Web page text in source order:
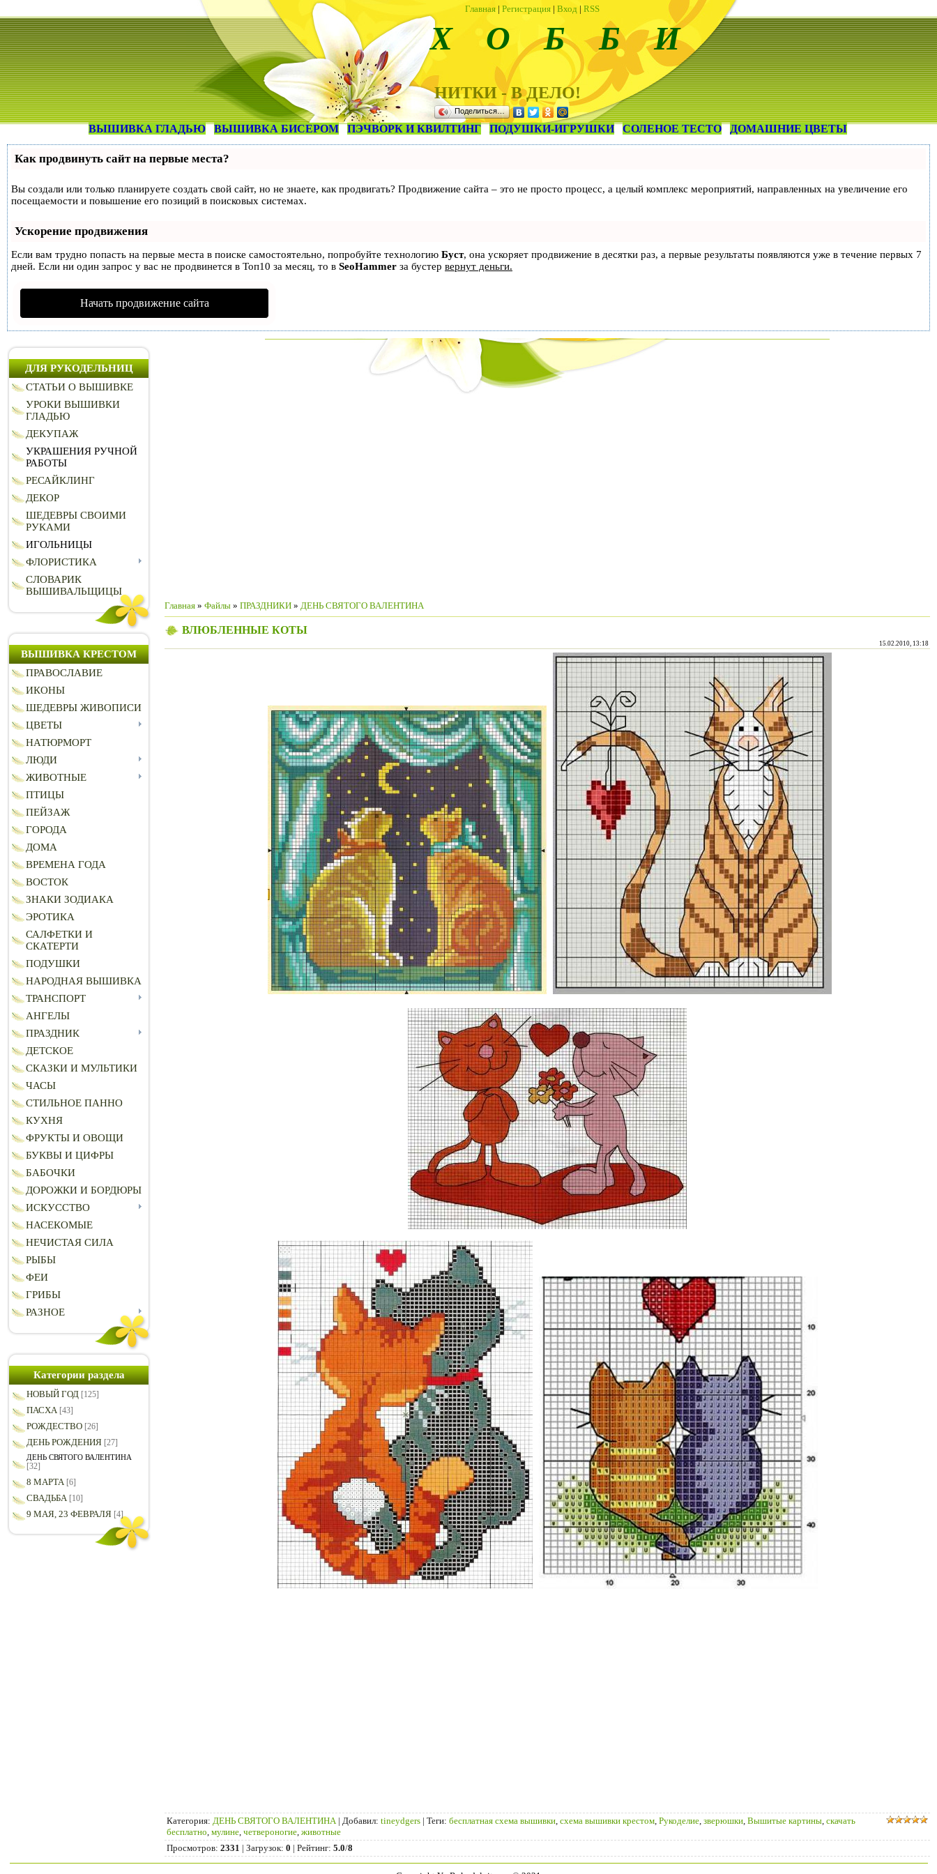
Главная | Регистрация | Вход | RSS
Х О Б Б И
НИТКИ - В ДЕЛО!
Поделиться…
ВЫШИВКА ГЛАДЬЮ ВЫШИВКА БИСЕРОМ ПЭЧВОРК И КВИЛТИНГ ПОДУШКИ-ИГРУШКИ СОЛЕНОЕ ТЕСТО ДОМАШНИЕ ЦВЕТЫ
Как продвинуть сайт на первые места?
Вы создали или только планируете создать свой сайт, но не знаете, как продвигать? Продвижение сайта – это не просто процесс, а целый комплекс мероприятий, направленных на увеличение его
посещаемости и повышение его позиций в поисковых системах.
Ускорение продвижения
Если вам трудно попасть на первые места в поиске самостоятельно, попробуйте технологию Буст, она ускоряет продвижение в десятки раз, а первые результаты появляются уже в течение первых 7
дней. Если ни один запрос у вас не продвинется в Топ10 за месяц, то в SeoHammer за бустер вернут деньги.
Начать продвижение сайта
ДЛЯ РУКОДЕЛЬНИЦ
СТАТЬИ О ВЫШИВКЕ
УРОКИ ВЫШИВКИ
ГЛАДЬЮ
ДЕКУПАЖ
УКРАШЕНИЯ РУЧНОЙ
РАБОТЫ
РЕСАЙКЛИНГ
ДЕКОР
ШЕДЕВРЫ СВОИМИ
РУКАМИ
ИГОЛЬНИЦЫ
ФЛОРИСТИКА
СЛОВАРИК
ВЫШИВАЛЬЩИЦЫ
ВЫШИВКА КРЕСТОМ
ПРАВОСЛАВИЕ
ИКОНЫ
ШЕДЕВРЫ ЖИВОПИСИ
ЦВЕТЫ
НАТЮРМОРТ
ЛЮДИ
ЖИВОТНЫЕ
ПТИЦЫ
ПЕЙЗАЖ
ГОРОДА
ДОМА
ВРЕМЕНА ГОДА
ВОСТОК
ЗНАКИ ЗОДИАКА
ЭРОТИКА
САЛФЕТКИ И
СКАТЕРТИ
ПОДУШКИ
НАРОДНАЯ ВЫШИВКА
ТРАНСПОРТ
АНГЕЛЫ
ПРАЗДНИК
ДЕТСКОЕ
СКАЗКИ И МУЛЬТИКИ
ЧАСЫ
СТИЛЬНОЕ ПАННО
КУХНЯ
ФРУКТЫ И ОВОЩИ
БУКВЫ И ЦИФРЫ
БАБОЧКИ
ДОРОЖКИ И БОРДЮРЫ
ИСКУССТВО
НАСЕКОМЫЕ
НЕЧИСТАЯ СИЛА
РЫБЫ
ФЕИ
ГРИБЫ
РАЗНОЕ
Категории раздела
НОВЫЙ ГОД [125]
ПАСХА [43]
РОЖДЕСТВО [26]
ДЕНЬ РОЖДЕНИЯ [27]
ДЕНЬ СВЯТОГО ВАЛЕНТИНА
[32]
8 МАРТА [6]
СВАДЬБА [10]
9 МАЯ, 23 ФЕВРАЛЯ [4]
Главная » Файлы » ПРАЗДНИКИ » ДЕНЬ СВЯТОГО ВАЛЕНТИНА
ВЛЮБЛЕННЫЕ КОТЫ
15.02.2010, 13:18
Категория: ДЕНЬ СВЯТОГО ВАЛЕНТИНА | Добавил: tineydgers | Теги: бесплатная схема вышивки схема вышивки крестом Рукоделие зверюшки Вышитые картины скачать
бесплатно мулине четвероногие животные
Просмотров: 2331 | Загрузок: 0 | Рейтинг: 5.0/8